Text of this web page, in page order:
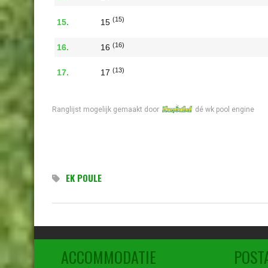
15 (15)
16 (16)
17 (13)
21
23
24
Ranglijst mogelijk gemaakt door dé wk pool engine
EK POULE
ACCOMMODATIE